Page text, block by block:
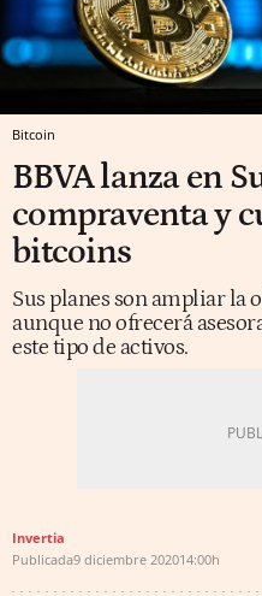
Bitcoin
BBVA lanza en
compraventa y
bitcoins
Sus planes son ampliar la
aunque no ofrecerá
este tipo de activos.
Invertia
Publicada9 diciembre 202014:00h